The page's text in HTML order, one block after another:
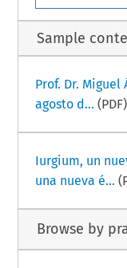
Sample
Prof. Dr.
agosto d... (PDF)
Iurgium, un
una nueva é...
Browse by